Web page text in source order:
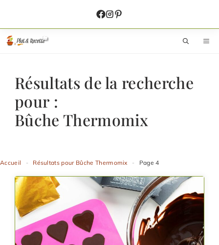
contenu
Résultats de la recherche
pour :
Bûche Thermomix
Accueil - Résultats pour Bûche Thermomix - Page 4